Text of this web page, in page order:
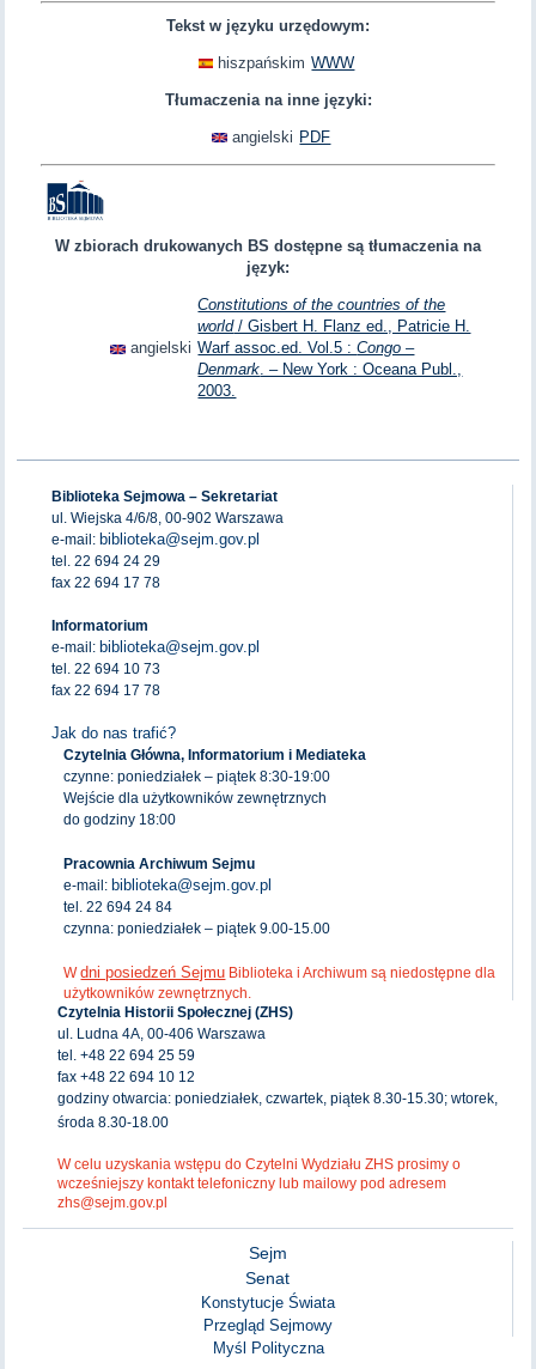
Tekst w języku urzędowym:
hiszpańskim WWW
Tłumaczenia na inne języki:
angielski PDF
W zbiorach drukowanych BS dostępne są tłumaczenia na
język:
angielski
Constitutions of the countries of the
world/ Gisbert H. Flanz ed., Patricie H.
Warf assoc.ed. Vol.5 :Congo –
Denmark. – New York : Oceana Publ.,
2003.
Biblioteka Sejmowa – Sekretariat
ul. Wiejska 4/6/8, 00-902 Warszawa
e-mail: biblioteka@sejm.gov.pl
tel. 22 694 24 29
fax 22 694 17 78
Informatorium
e-mail: biblioteka@sejm.gov.pl
tel. 22 694 10 73
fax 22 694 17 78
Jak do nas trafić?
Czytelnia Główna, Informatorium i Mediateka
czynne: poniedziałek – piątek 8:30-19:00
Wejście dla użytkowników zewnętrznych
do godziny 18:00
Pracownia Archiwum Sejmu
e-mail: biblioteka@sejm.gov.pl
tel. 22 694 24 84
czynna: poniedziałek – piątek 9.00-15.00
Wdni posiedzeń Sejmu Biblioteka i Archiwum są niedostępne dla
użytkowników zewnętrznych.
Czytelnia Historii Społecznej (ZHS)
ul. Ludna 4A, 00-406 Warszawa
tel. +48 22 694 25 59
fax +48 22 694 10 12
godziny otwarcia: poniedziałek, czwartek, piątek 8.30-15.30; wtorek,
środa 8.30-18.00
W celu uzyskania wstępu do Czytelni Wydziału ZHS prosimy o
wcześniejszy kontakt telefoniczny lub mailowy pod adresem
zhs@sejm.gov.pl
Sejm
Senat
Konstytucje Świata
Przegląd Sejmowy
Myśl Polityczna